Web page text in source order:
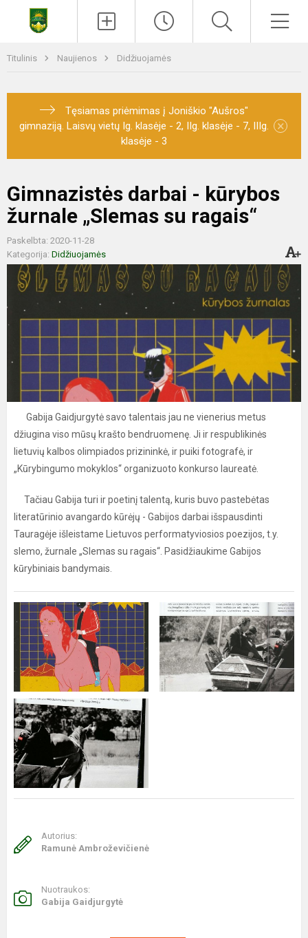
Titulinis Naujienos Didžiuojamės
Tęsiamas priėmimas į Joniškio "Aušros"
gimnaziją. Laisvų vietų Ig. klasėje - 2, IIg. klasėje - 7, IIIg.
klasėje - 3
×
Gimnazistės darbai - kūrybos
žurnale „Slemas su ragais“
Paskelbta: 2020-11-28
Kategorija: Didžiuojamės
Gabija Gaidjurgytė savo talentais jau ne vienerius metus
džiugina viso mūsų krašto bendruomenę. Ji ir respublikinės
lietuvių kalbos olimpiados prizininkė, ir puiki fotografė, ir
„Kūrybingumo mokyklos“ organizuoto konkurso laureatė.
Tačiau Gabija turi ir poetinį talentą, kuris buvo pastebėtas
literatūrinio avangardo kūrėjų - Gabijos darbai išspausdinti
Tauragėje išleistame Lietuvos performatyviosios poezijos, t.y.
slemo, žurnale „Slemas su ragais“. Pasidžiaukime Gabijos
kūrybiniais bandymais.
Autorius:
Ramunė Ambroževičienė
Nuotraukos:
Gabija Gaidjurgytė